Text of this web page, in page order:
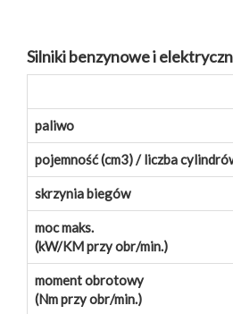
Silniki benzynowe i
paliwo
pojemność (cm3) / liczba
skrzynia biegów
moc maks.
(kW/KM przy obr/min.)
moment obrotowy
(Nm przy obr/min.)